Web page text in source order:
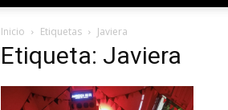
Inicio Etiquetas Javiera
Etiqueta: Javiera